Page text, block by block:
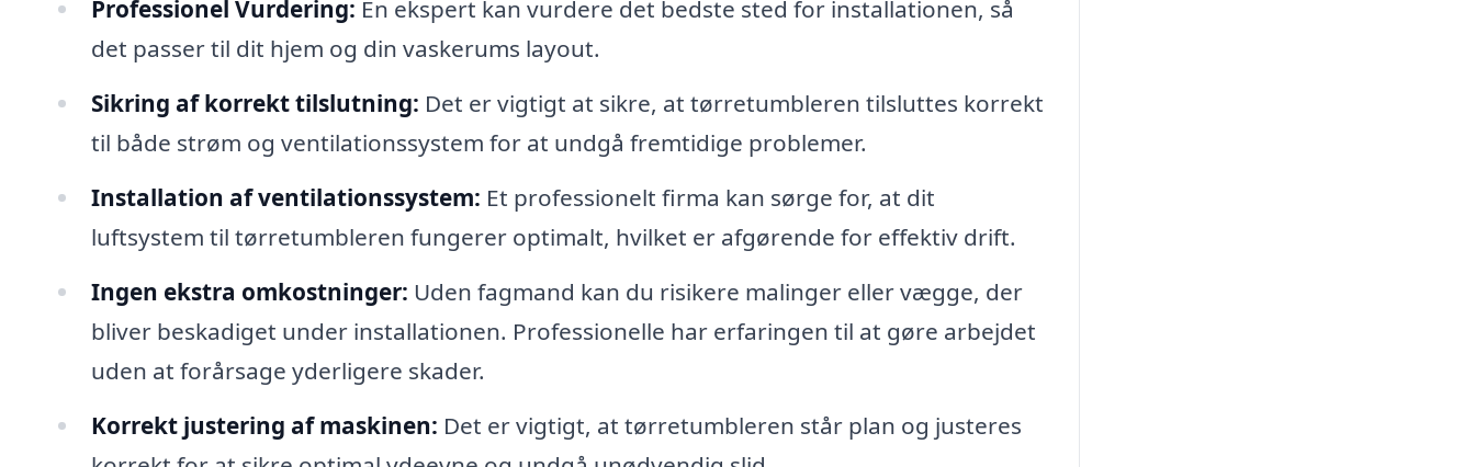
Professionel Vurdering: En ekspert kan vurdere det bedste sted for installationen, så
det passer til dit hjem og din vaskerums layout.
Sikring af korrekt tilslutning: Det er vigtigt at sikre, at tørretumbleren tilsluttes korrekt
til både strøm og ventilationssystem for at undgå fremtidige problemer.
Installation af ventilationssystem: Et professionelt firma kan sørge for, at dit
luftsystem til tørretumbleren fungerer optimalt, hvilket er afgørende for effektiv drift.
Ingen ekstra omkostninger: Uden fagmand kan du risikere malinger eller vægge, der
bliver beskadiget under installationen. Professionelle har erfaringen til at gøre arbejdet
uden at forårsage yderligere skader.
Korrekt justering af maskinen: Det er vigtigt, at tørretumbleren står plan og justeres